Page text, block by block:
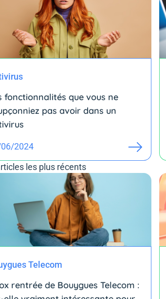
fonctionnalités que vous ne
pas avoir dans un
2024
les plus récents
Telecom
rentrée de Bouygues Telecom :